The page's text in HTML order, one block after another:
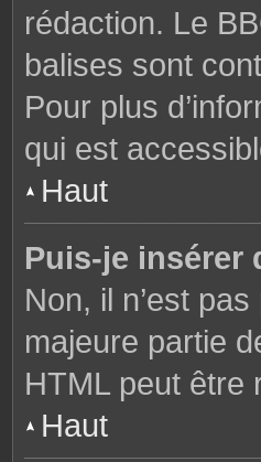
rédaction. Le
balises sont
Pour plus
qui est
Haut
Puis-je insérer
Non, il n’est
majeure partie
HTML peut être
Haut